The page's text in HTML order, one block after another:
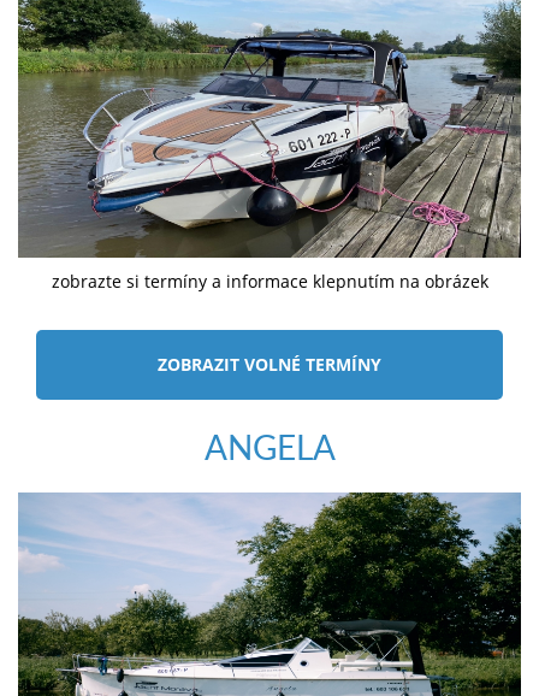
zobrazte si termíny a informace klepnutím na obrázek
ZOBRAZIT VOLNÉ TERMÍNY
ANGELA